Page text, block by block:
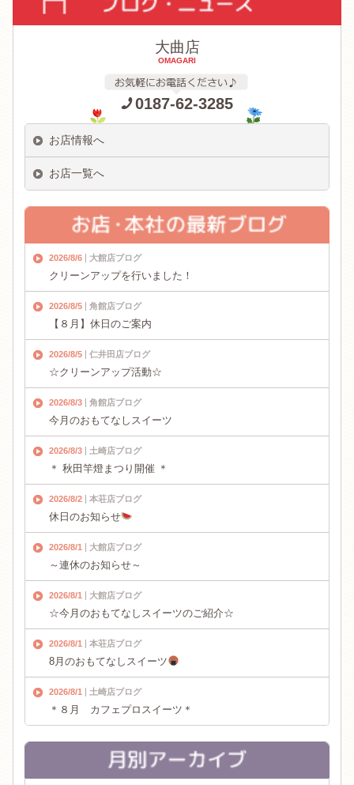
大曲店
OMAGARI
0187-62-3285
お店情報へ
お店一覧へ
2026/8/6 大館店ブログ
クリーンアップを行いました！
2026/8/5 角館店ブログ
【８月】休日のご案内
2026/8/5 仁井田店ブログ
☆クリーンアップ活動☆
2026/8/3 角館店ブログ
今月のおもてなしスイーツ
2026/8/3 土崎店ブログ
＊ 秋田竿燈まつり開催 ＊
2026/8/2 本荘店ブログ
休日のお知らせ
2026/8/1 大館店ブログ
～連休のお知らせ～
2026/8/1 大館店ブログ
☆今月のおもてなしスイーツのご紹介☆
2026/8/1 本荘店ブログ
8月のおもてなしスイーツ
2026/8/1 土崎店ブログ
＊８月 カフェプロスイーツ＊